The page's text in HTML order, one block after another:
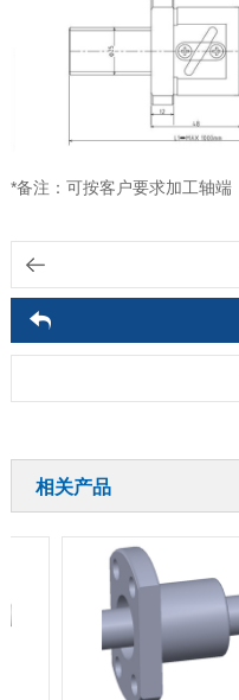
*备注：可按客户要求加工轴端
相关产品